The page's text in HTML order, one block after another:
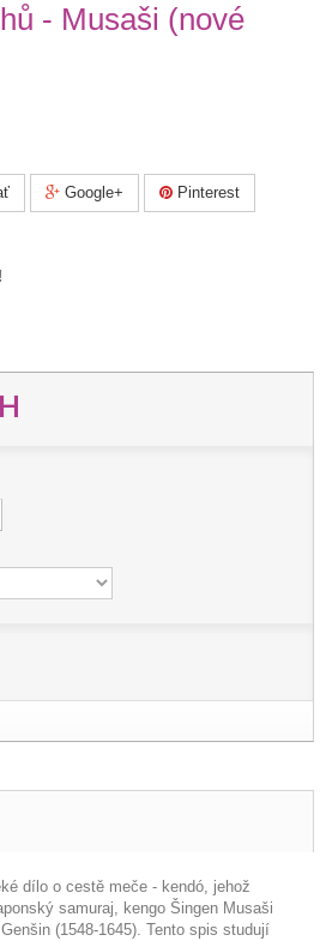
- Musaši (nové
Google+ Pinterest
dílo o cestě meče - kendó, jehož
samuraj, kengo Šingen Musaši
(1548-1645). Tento spis studují